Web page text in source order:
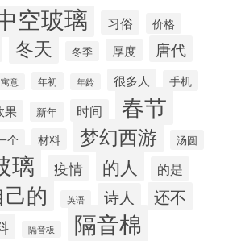
空玻璃 习俗 价格
冬天 冬季 厚度 唐代
寓意 年初 年龄 很多人 手机
果 新年 时间 春节
个 材料 梦幻西游 汤圆
璃 疫情 的人 的是
己的 英语 诗人 还不
隔音板 隔音棉